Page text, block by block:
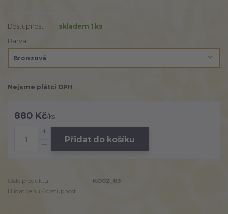
Dostupnost
skladem 1 ks
Barva
Nejsme plátci DPH
880 Kč/ks
Přidat do košíku
Číslo produktu:
KO02_03
Hlídat cenu / dostupnost